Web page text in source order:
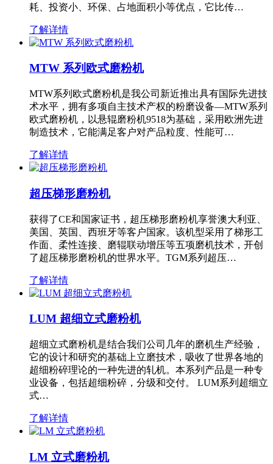
耗、投资小、环保、占地面积小等优点，它比传…
了解详情
MTW 系列欧式磨粉机
MTW系列欧式磨粉机是我公司新近推出具有国际先进技
术水平，拥有多项自主技术产权的粉磨设备—MTW系列
欧式磨粉机，以悬辊磨粉机9518为基础，采用欧洲先进
制造技术，它能满足客户对产品粒度、性能可…
了解详情
超压梯形磨粉机
获得了CE和国家证书，超压梯形磨粉机享誉澳大利亚、
美国、英国、西班牙等客户国家。该机型采用了梯形工
作面、柔性连接、磨辊联动增压等五项磨机技术，开创
了超压梯形磨粉机的世界水平。TGM系列超压…
了解详情
LUM 超细立式磨粉机
超细立式磨粉机是结合我们公司几年的磨机生产经验，
它的设计和研究的基础上立磨技术，吸收了世界各地的
超细粉碎理论的一种先进的轧机。本系列产品是一种专
业设备，包括超细粉碎，分级和交付。 LUM系列超细立
式…
了解详情
LM 立式磨粉机